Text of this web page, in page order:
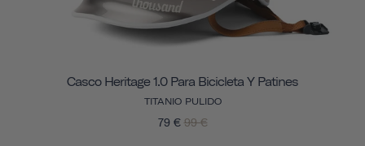
Casco Heritage 1.0 Para Bicicleta Y Patines
TITANIO PULIDO
79 € 99 €